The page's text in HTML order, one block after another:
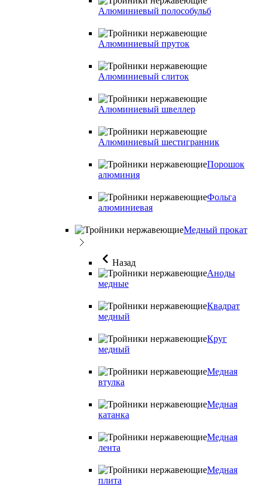
Алюминиевый полособульб
Алюминиевый пруток
Алюминиевый слиток
Алюминиевый швеллер
Алюминиевый шестигранник
Порошок
алюминия
Фольга
алюминиевая
Медный прокат
Назад
Аноды
медные
Квадрат
медный
Круг
медный
Медная
втулка
Медная
катанка
Медная
лента
Медная
плита